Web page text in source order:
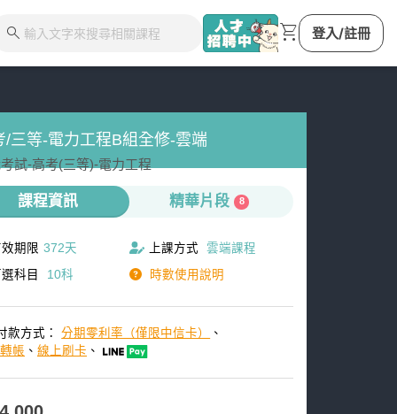
/三等-電力工程B組全修-雲端
試-高考(三等)-電力工程
課程資訊 精華片段 8
期限 372天 上課方式
雲端課程
科目
10科 時數使用說明
款方式：分期零利率（僅限中信卡）
、
帳 、 線上刷卡 、
search shopping_cart 登入/註冊